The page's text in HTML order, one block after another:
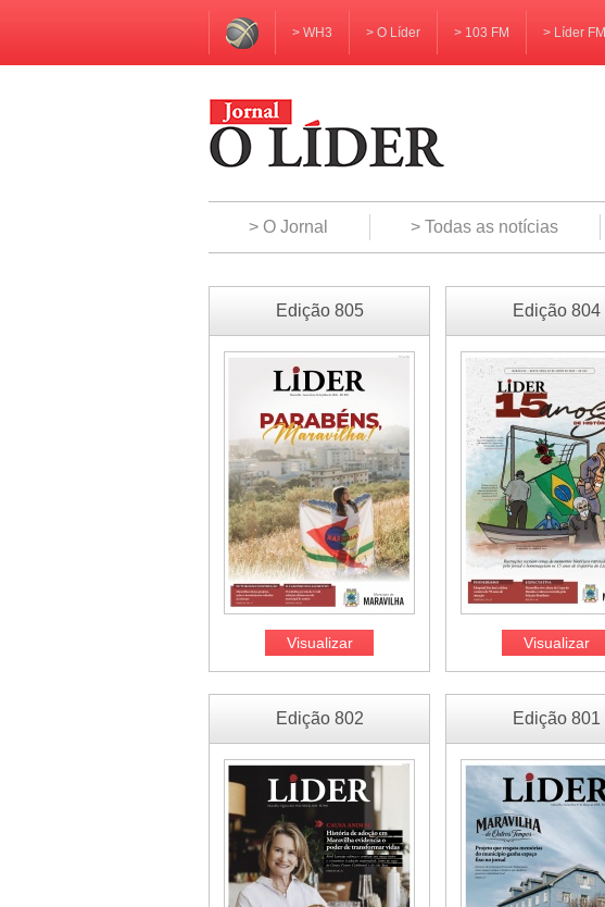
> WH3 > O Líder > 103 FM > Líder FM
> O Jornal
> Todas as notícias
Edição 805
Visualizar
Edição 804
Visualizar
Edição 802 Edição 801